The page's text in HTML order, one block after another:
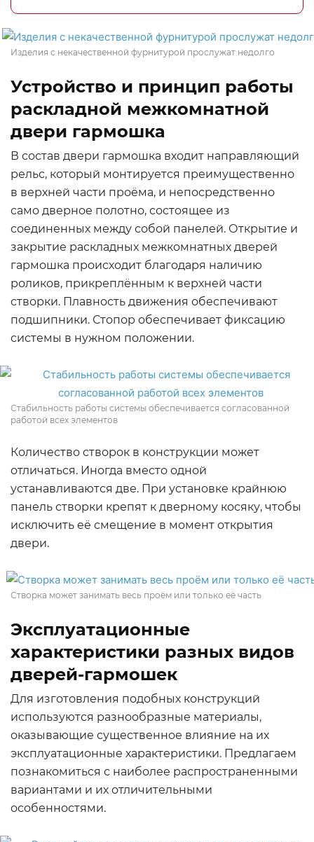
Изделия с некачественной фурнитурой прослужат недолго
Устройство и принцип работы
раскладной межкомнатной
двери гармошка
В состав двери гармошка входит направляющий
рельс, который монтируется преимущественно
в верхней части проёма, и непосредственно
само дверное полотно, состоящее из
соединенных между собой панелей. Открытие и
закрытие раскладных межкомнатных дверей
гармошка происходит благодаря наличию
роликов, прикреплённым к верхней части
створки. Плавность движения обеспечивают
подшипники. Стопор обеспечивает фиксацию
системы в нужном положении.
Стабильность работы системы обеспечивается согласованной
работой всех элементов
Количество створок в конструкции может
отличаться. Иногда вместо одной
устанавливаются две. При установке крайнюю
панель створки крепят к дверному косяку, чтобы
исключить её смещение в момент открытия
двери.
Створка может занимать весь проём или только её часть
Эксплуатационные
характеристики разных видов
дверей-гармошек
Для изготовления подобных конструкций
используются разнообразные материалы,
оказывающие существенное влияние на их
эксплуатационные характеристики. Предлагаем
познакомиться с наиболее распространенными
вариантами и их отличительными
особенностями.